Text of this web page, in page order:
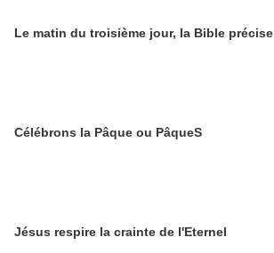
Le matin du troisième jour, la Bible précise
Célébrons la Pâque ou PâqueS
Jésus respire la crainte de l'Eternel